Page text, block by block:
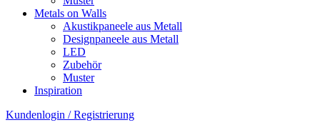
Metals on Walls
Akustikpaneele aus Metall
Designpaneele aus Metall
LED
Zubehör
Muster
Inspiration
Kundenlogin / Registrierung